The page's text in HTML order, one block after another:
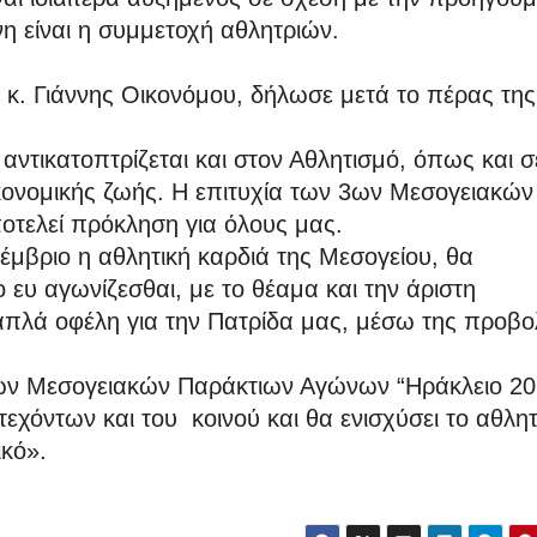
η συμμετοχή αθλητριών.
Γιάννης Οικονόμου, δήλωσε μετά το πέρας της
και στον Αθλητισμό, όπως και
ζωής. Η επιτυχία των 3ων Μεσογειακών
πρόκληση για όλους μας.
η αθλητική καρδιά της Μεσογείου, θα
αγωνίζεσθαι, με το θέαμα και την άριστη
οφέλη για την Πατρίδα μας, μέσω της
Μεσογειακών Παράκτιων Αγώνων “Ηράκλειο
και του κοινού και θα ενισχύσει το